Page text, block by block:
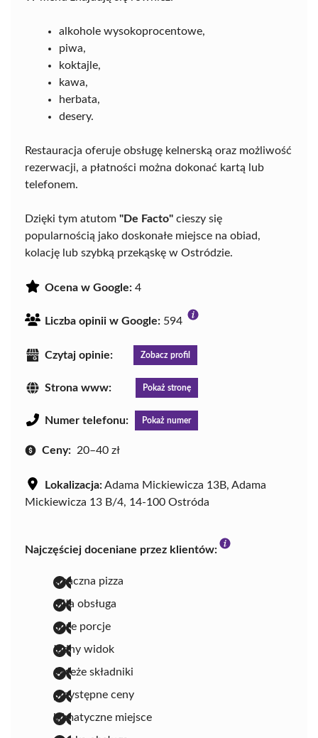
alkohole wysokoprocentowe,
piwa,
koktajle,
kawa,
herbata,
desery.
Restauracja oferuje obsługę kelnerską oraz możliwość
rezerwacji, a płatności można dokonać kartą lub
telefonem.
Dzięki tym atutom "De Facto" cieszy się
popularnością jako doskonałe miejsce na obiad,
kolację lub szybką przekąskę w Ostródzie.
Ocena w Google: 4
Liczba opinii w Google: 594
Czytaj opinie: Zobacz profil
Strona www: Pokaż stronę
Numer telefonu: Pokaż numer
Ceny: 20–40 zł
Lokalizacja:Adama Mickiewicza 13B, Adama
Mickiewicza 13 B/4, 14-100 Ostróda
Najczęściej doceniane przez klientów:
smaczna pizza
miła obsługa
duże porcje
ładny widok
świeże składniki
przystępne ceny
klimatyczne miejsce